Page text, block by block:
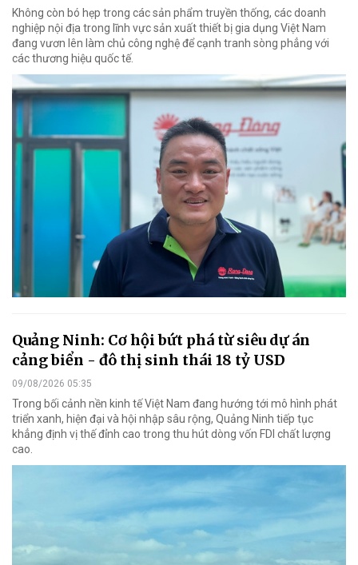
Không còn bó hẹp trong các sản phẩm truyền thống, các doanh
nghiệp nội địa trong lĩnh vực sản xuất thiết bị gia dụng Việt Nam
đang vươn lên làm chủ công nghệ để cạnh tranh sòng phẳng với
các thương hiệu quốc tế.
Quảng Ninh: Cơ hội bứt phá từ siêu dự án
cảng biển - đô thị sinh thái 18 tỷ USD
09/08/2026 05:35
Trong bối cảnh nền kinh tế Việt Nam đang hướng tới mô hình phát
triển xanh, hiện đại và hội nhập sâu rộng, Quảng Ninh tiếp tục
khẳng định vị thế đỉnh cao trong thu hút dòng vốn FDI chất lượng
cao.